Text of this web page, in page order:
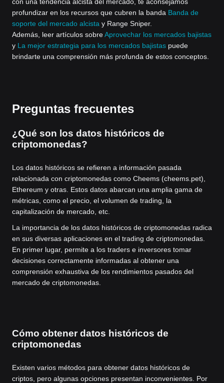
profundizar en los recursos que cubren la banda Banda de
soporte del mercado alcista y Range Sniper.
Además, leer artículos sobreAprovechar los mercados bajistas
y La mejor estrategia para los mercados bajistas puede
brindarte una comprensión más profunda de estos conceptos.
Preguntas frecuentes
¿Qué son los datos históricos de
criptomonedas?
Los datos históricos se refieren a información pasada
relacionada con criptomonedas como Cheems (cheems.pet),
Ethereum y otras. Estos datos abarcan una amplia gama de
métricas, como el precio, el volumen de trading, la
capitalización de mercado, etc.
La importancia de los datos históricos de criptomonedas radica
en sus diversas aplicaciones en el trading de criptomonedas.
En primer lugar, permite a los traders e inversores tomar
decisiones correctamente informadas al obtener una
comprensión exhaustiva de los rendimientos pasados del
mercado de criptomonedas.
Cómo obtener datos históricos de
criptomonedas
Existen varios métodos para obtener datos históricos de
criptos, pero algunas opciones presentan inconvenientes. Por